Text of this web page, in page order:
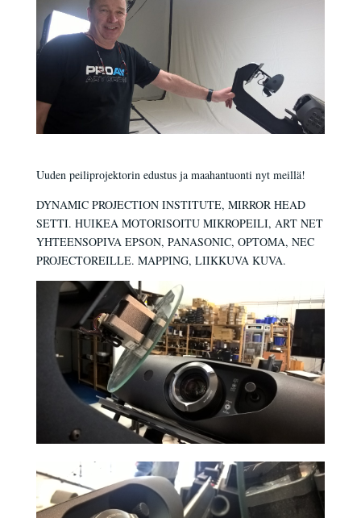
Uuden peiliprojektorin edustus ja maahantuonti nyt meillä!
DYNAMIC PROJECTION INSTITUTE, MIRROR HEAD
SETTI. HUIKEA MOTORISOITU MIKROPEILI, ART NET
YHTEENSOPIVA EPSON, PANASONIC, OPTOMA, NEC
PROJECTOREILLE. MAPPING, LIIKKUVA KUVA.